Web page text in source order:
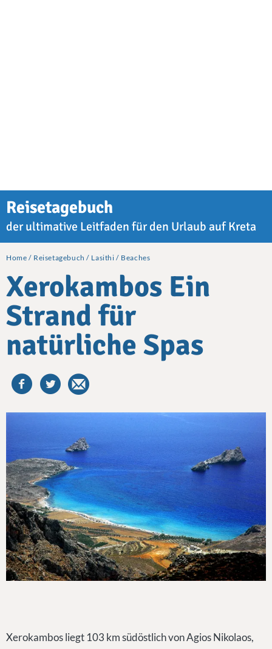
Reisetagebuch
der ultimative Leitfaden für den Urlaub auf Kreta
Home Reisetagebuch Lasithi Beaches
Xerokambos Ein
Strand für
natürliche Spas
Xerokambos liegt 103 km südöstlich von Agios Nikolaos,